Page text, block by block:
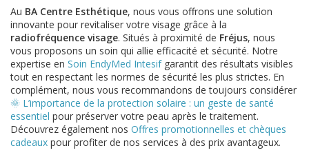
Au BA Centre Esthétique, nous vous offrons une solution
innovante pour revitaliser votre visage grâce à la
radiofréquence visage. Situés à proximité de Fréjus, nous
vous proposons un soin qui allie efficacité et sécurité. Notre
expertise en Soin EndyMed Intesifgarantit des résultats visibles
tout en respectant les normes de sécurité les plus strictes. En
complément, nous vous recommandons de toujours considérer
🌞 L’importance de la protection solaire : un geste de santé
essentiel pour préserver votre peau après le traitement.
Découvrez également nos Offres promotionnelles et chèques
cadeaux pour profiter de nos services à des prix avantageux.